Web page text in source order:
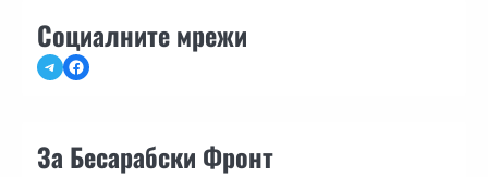
Социалните мрежи
TelegramFacebook
За Бесарабски Фронт